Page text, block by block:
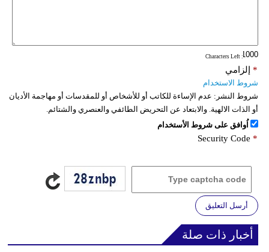
: Characters Left
إلزامي *
شروط الاستخدام
شروط النشر: عدم الإساءة للكاتب أو للأشخاص أو للمقدسات أو مهاجمة الأديان
أو الذات الالهية. والابتعاد عن التحريض الطائفي والعنصري والشتائم.
اُوافق على شروط الأستخدام
Security Code *
أرسل التعليق
أخبار ذات صلة